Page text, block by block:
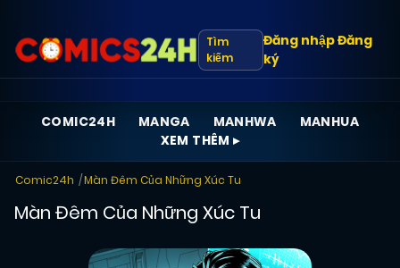
Tìm
kiếm
Đăng nhậpĐăng
ký
COMIC24H MANGA MANHWA
MANHUA
XEM THÊM ▸
Comic24h Màn Đêm Của Những Xúc Tu
Màn Đêm Của Những Xúc Tu